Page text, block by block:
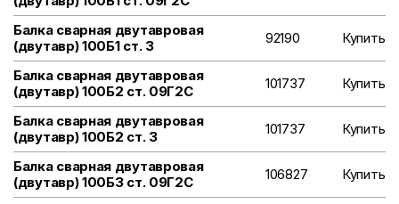
Балка сварная двутавровая
(двутавр) 100Б1 ст. 3
92190 Купить
Балка сварная двутавровая
(двутавр) 100Б2 ст. 09Г2С
101737 Купить
Балка сварная двутавровая
(двутавр) 100Б2 ст. 3
101737 Купить
Балка сварная двутавровая
(двутавр) 100Б3 ст. 09Г2С
106827 Купить